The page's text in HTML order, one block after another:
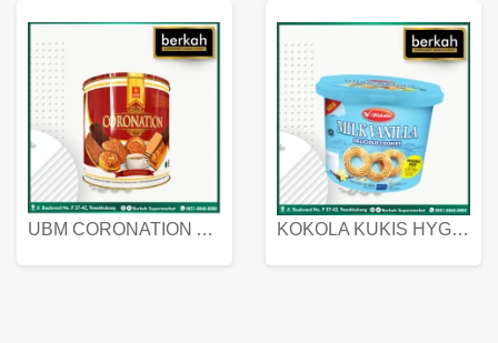
UBM CORONATION ASSORTED BISKUIT KALENG 450 GRAM KOKOLA KUKIS HYGIENIC MILK VANILLA PACK 320 GR